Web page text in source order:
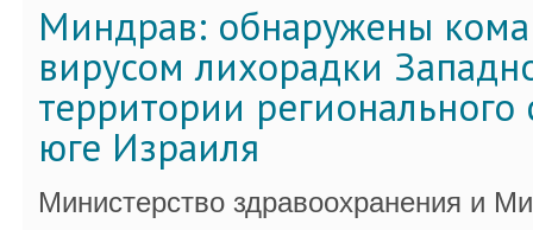
Миндрав: обнаружены
вирусом лихорадки
территории регионального
юге Израиля
Министерство здравоохранения и